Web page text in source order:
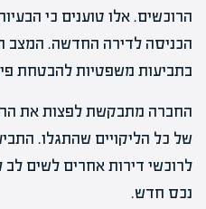
הרוכשים. אלו טוענים כי
הכניסה לדירה החדשה. המצב
בתביעות משפטיות להבטחת
החברה מתבקשת לפצות את
של כל הליקויים שהתגלו.
לרוכשי דירות אחרים לשים
נכס חדש.